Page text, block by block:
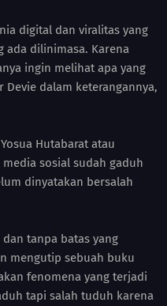
digital dan viralitas yang
ada dilinimasa. Karena
ingin melihat apa yang
dalam keterangannya,
Hutabarat atau
sosial sudah gaduh
dinyatakan bersalah
tanpa batas yang
mengutip sebuah buku
fenomena yang terjadi
tapi salah tuduh karena